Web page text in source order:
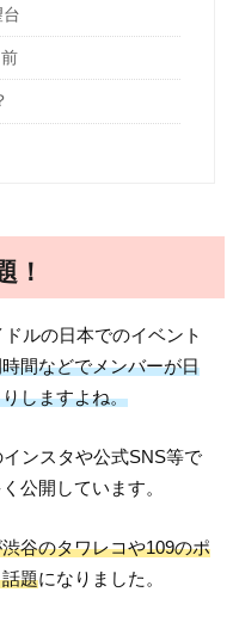
！
ルの日本でのイベント
間などでメンバーが日
しますよね。
ンスタや公式SNS等で
公開しています。
谷のタワレコや109のポ
題になりました。